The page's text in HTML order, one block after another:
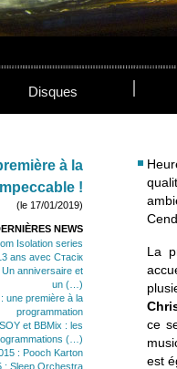
Disques
à la
!
(le 17/01/2019)
NEWS
Isolation series
ans avec Стасік
anniversaire et
un (…)
une première à la
programmation
et BBMix : les
(…)
: Pooch Karton
: Sleep Orchestra
La
ce
est